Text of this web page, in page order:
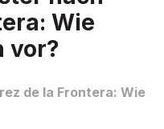
Wie
vor?
de la Frontera: Wie